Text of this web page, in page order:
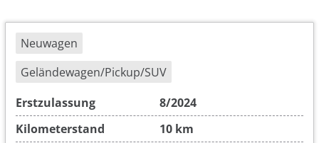
Neuwagen
Geländewagen/Pickup/SUV
Erstzulassung
8/2024
Kilometerstand
10 km